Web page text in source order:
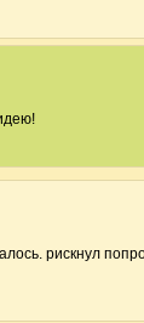
рискнул